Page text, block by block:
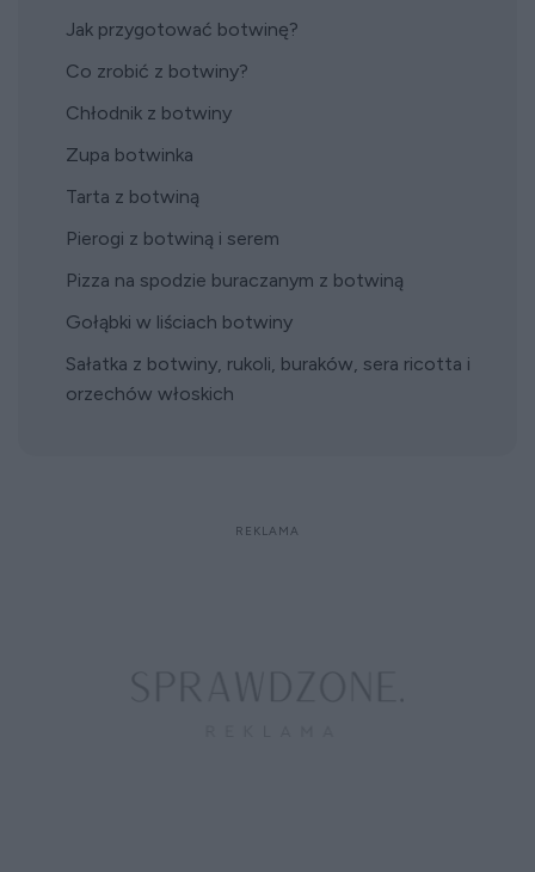
Jak przygotować botwinę?
Co zrobić z botwiny?
Chłodnik z botwiny
Zupa botwinka
Tarta z botwiną
Pierogi z botwiną i serem
Pizza na spodzie buraczanym z botwiną
Gołąbki w liściach botwiny
Sałatka z botwiny, rukoli, buraków, sera ricotta i
orzechów włoskich